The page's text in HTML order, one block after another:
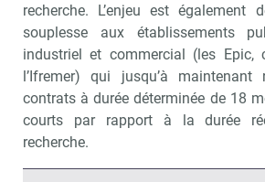
recherche. L’enjeu est également
souplesse aux établissements
industriel et commercial (les Epic,
l’Ifremer) qui jusqu’à
contrats à durée déterminée de 18
courts par rapport à la durée
recherche.